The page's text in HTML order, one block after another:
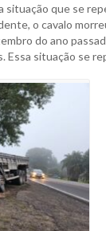
situação que se
o cavalo
do ano
Essa situação se